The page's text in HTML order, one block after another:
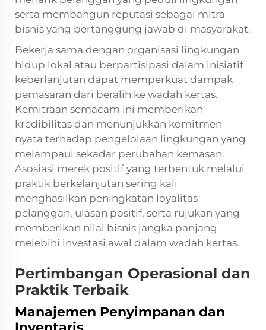
serta membangun reputasi sebagai mitra
bisnis yang bertanggung jawab di masyarakat.
Bekerja sama dengan organisasi lingkungan
hidup lokal atau berpartisipasi dalam inisiatif
keberlanjutan dapat memperkuat dampak
pemasaran dari beralih ke wadah kertas.
Kemitraan semacam ini memberikan
kredibilitas dan menunjukkan komitmen
nyata terhadap pengelolaan lingkungan yang
melampaui sekadar perubahan kemasan.
Asosiasi merek positif yang terbentuk melalui
praktik berkelanjutan sering kali
menghasilkan peningkatan loyalitas
pelanggan, ulasan positif, serta rujukan yang
memberikan nilai bisnis jangka panjang
melebihi investasi awal dalam wadah kertas.
Pertimbangan Operasional dan
Praktik Terbaik
Manajemen Penyimpanan dan